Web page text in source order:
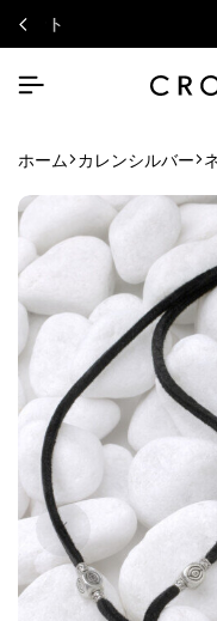
ニュース
ホーム カレンシルバー